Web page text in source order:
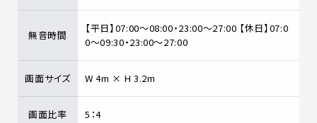
無音時間
【平日】07:00～08:00・23:00～27:00 【休日】07:0
0～09:30・23:00～27:00
画面サイズ W 4m × H 3.2m
画面比率 5：4